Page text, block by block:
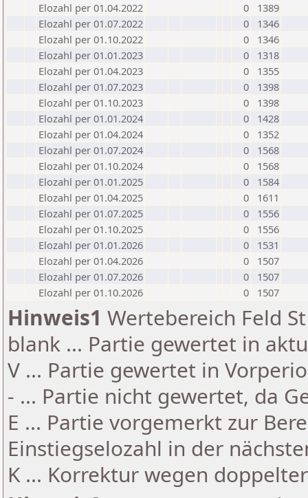
Elozahl per 01.04.2022
0
1389
Elozahl per 01.07.2022
0
1346
Elozahl per 01.10.2022
0
1346
Elozahl per 01.01.2023
0
1318
Elozahl per 01.04.2023
0
1355
Elozahl per 01.07.2023
0
1398
Elozahl per 01.10.2023
0
1398
Elozahl per 01.01.2024
0
1428
Elozahl per 01.04.2024
0
1352
Elozahl per 01.07.2024
0
1568
Elozahl per 01.10.2024
0
1568
Elozahl per 01.01.2025
0
1584
Elozahl per 01.04.2025
0
1611
Elozahl per 01.07.2025
0
1556
Elozahl per 01.10.2025
0
1556
Elozahl per 01.01.2026
0
1531
Elozahl per 01.04.2026
0
1507
Elozahl per 01.07.2026
0
1507
Elozahl per 01.10.2026
0 1507
Hinweis1 Wertebereich Feld
blank ... Partie gewertet in
V ... Partie gewertet in
- ... Partie nicht gewertet, da
E ... Partie vorgemerkt zur
Einstiegselozahl in der
K ... Korrektur wegen